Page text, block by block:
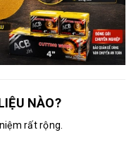
NÀO?
rất rộng.